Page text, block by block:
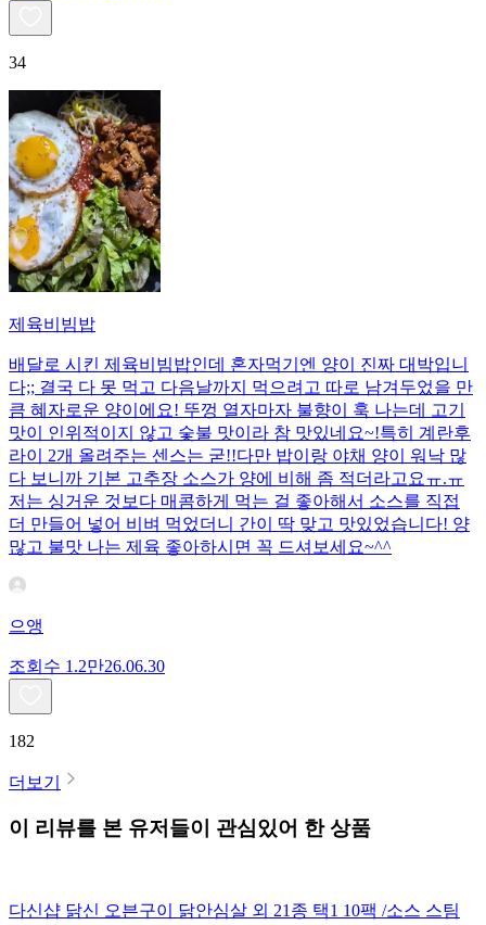
34
제육비빔밥
배달로 시킨 제육비빔밥인데 혼자먹기엔 양이 진짜 대박입니
다;; 결국 다 못 먹고 다음날까지 먹으려고 따로 남겨두었을 만
큼 혜자로운 양이에요! 뚜껑 열자마자 불향이 훅 나는데 고기
맛이 인위적이지 않고 숯불 맛이라 참 맛있네요~!특히 계란후
라이 2개 올려주는 센스는 굳!! ​다만 밥이랑 야채 양이 워낙 많
다 보니까 기본 고추장 소스가 양에 비해 좀 적더라고요ㅠ.ㅠ
저는 싱거운 것보다 매콤하게 먹는 걸 좋아해서 소스를 직접
더 만들어 넣어 비벼 먹었더니 간이 딱 맞고 맛있었습니다! 양
많고 불맛 나는 제육 좋아하시면 꼭 드셔보세요~^^
으앵
조회수 1.2만26.06.30
182
더보기
이 리뷰를 본 유저들이 관심있어 한 상품
다신샵 닭신 오븐구이 닭안심살 외 21종 택1 10팩 /소스 스팀